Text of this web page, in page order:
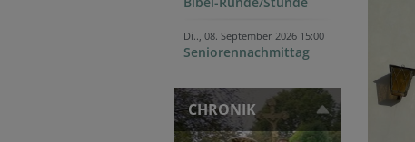
Di.., 08. September 2026 15:00
Seniorennachmittag
CHRONIK